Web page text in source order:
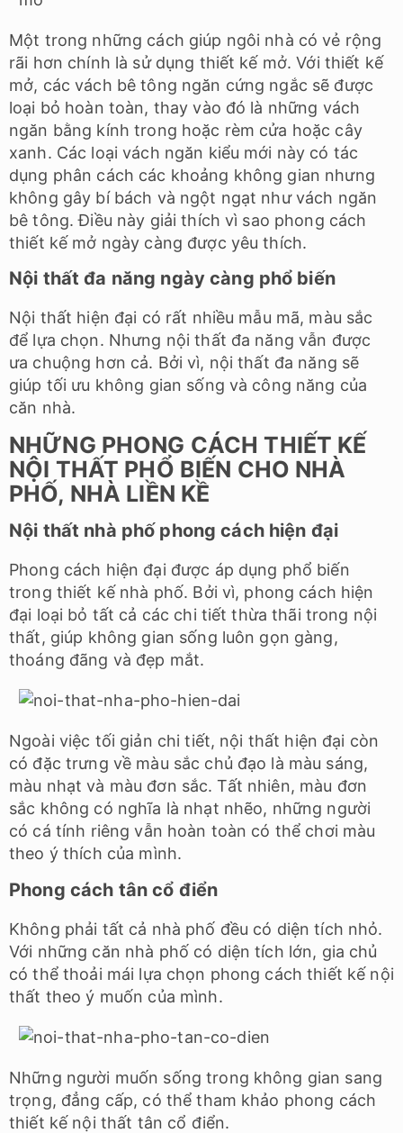
Một trong những cách giúp ngôi nhà có vẻ rộng
rãi hơn chính là sử dụng thiết kế mở. Với thiết kế
mở, các vách bê tông ngăn cứng ngắc sẽ được
loại bỏ hoàn toàn, thay vào đó là những vách
ngăn bằng kính trong hoặc rèm cửa hoặc cây
xanh. Các loại vách ngăn kiểu mới này có tác
dụng phân cách các khoảng không gian nhưng
không gây bí bách và ngột ngạt như vách ngăn
bê tông. Điều này giải thích vì sao phong cách
thiết kế mở ngày càng được yêu thích.
Nội thất đa năng ngày càng phổ biến
Nội thất hiện đại có rất nhiều mẫu mã, màu sắc
để lựa chọn. Nhưng nội thất đa năng vẫn được
ưa chuộng hơn cả. Bởi vì, nội thất đa năng sẽ
giúp tối ưu không gian sống và công năng của
căn nhà.
NHỮNG PHONG CÁCH THIẾT KẾ
NỘI THẤT PHỔ BIẾN CHO NHÀ
PHỐ, NHÀ LIỀN KỀ
Nội thất nhà phố phong cách hiện đại
Phong cách hiện đại được áp dụng phổ biến
trong thiết kế nhà phố. Bởi vì, phong cách hiện
đại loại bỏ tất cả các chi tiết thừa thãi trong nội
thất, giúp không gian sống luôn gọn gàng,
thoáng đãng và đẹp mắt.
Ngoài việc tối giản chi tiết, nội thất hiện đại còn
có đặc trưng về màu sắc chủ đạo là màu sáng,
màu nhạt và màu đơn sắc. Tất nhiên, màu đơn
sắc không có nghĩa là nhạt nhẽo, những người
có cá tính riêng vẫn hoàn toàn có thể chơi màu
theo ý thích của mình.
Phong cách tân cổ điển
Không phải tất cả nhà phố đều có diện tích nhỏ.
Với những căn nhà phố có diện tích lớn, gia chủ
có thể thoải mái lựa chọn phong cách thiết kế nội
thất theo ý muốn của mình.
Những người muốn sống trong không gian sang
trọng, đẳng cấp, có thể tham khảo phong cách
thiết kế nội thất tân cổ điển.